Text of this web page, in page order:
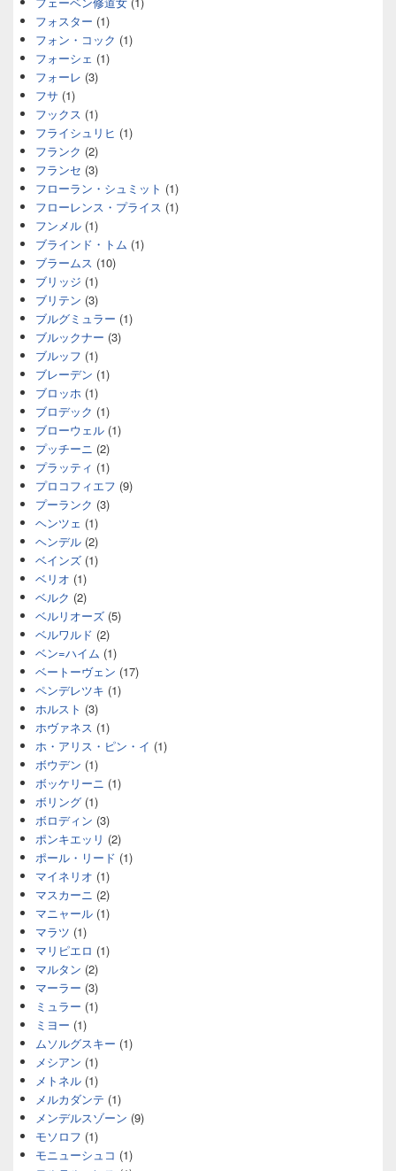
フォスター (1)
フォン・コック (1)
フォーシェ (1)
フォーレ (3)
フサ (1)
フックス (1)
フライシュリヒ (1)
フランク (2)
フランセ (3)
フローラン・シュミット (1)
フローレンス・プライス (1)
フンメル (1)
ブラインド・トム (1)
ブラームス (10)
ブリッジ (1)
ブリテン (3)
ブルグミュラー (1)
ブルックナー (3)
ブルッフ (1)
ブレーデン (1)
ブロッホ (1)
ブロデック (1)
ブローウェル (1)
プッチーニ (2)
プラッティ (1)
プロコフィエフ (9)
プーランク (3)
ヘンツェ (1)
ヘンデル (2)
ベインズ (1)
ベリオ (1)
ベルク (2)
ベルリオーズ (5)
ベルワルド (2)
ベン=ハイム (1)
ベートーヴェン (17)
ペンデレツキ (1)
ホルスト (3)
ホヴァネス (1)
ホ・アリス・ピン・イ (1)
ボウデン (1)
ボッケリーニ (1)
ボリング (1)
ボロディン (3)
ポンキエッリ (2)
ポール・リード (1)
マイネリオ (1)
マスカーニ (2)
マニャール (1)
マラツ (1)
マリピエロ (1)
マルタン (2)
マーラー (3)
ミュラー (1)
ミヨー (1)
ムソルグスキー (1)
メシアン (1)
メトネル (1)
メルカダンテ (1)
メンデルスゾーン (9)
モソロフ (1)
モニューシュコ (1)